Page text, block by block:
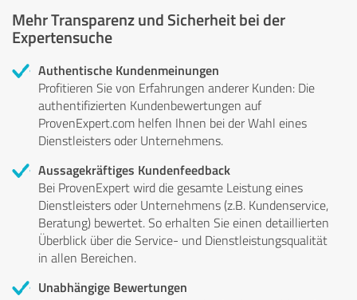
Mehr Transparenz und Sicherheit bei der
Expertensuche
Authentische Kundenmeinungen
Profitieren Sie von Erfahrungen anderer Kunden: Die
authentifizierten Kundenbewertungen auf
ProvenExpert.com helfen Ihnen bei der Wahl eines
Dienstleisters oder Unternehmens.
Aussagekräftiges Kundenfeedback
Bei ProvenExpert wird die gesamte Leistung eines
Dienstleisters oder Unternehmens (z.B. Kundenservice,
Beratung) bewertet. So erhalten Sie einen detaillierten
Überblick über die Service- und Dienstleistungsqualität
in allen Bereichen.
Unabhängige Bewertungen